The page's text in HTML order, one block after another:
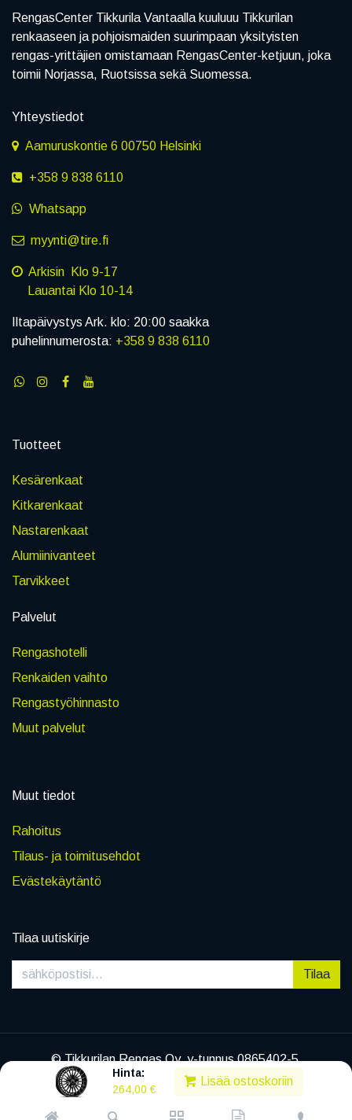
Hinta:
264,00 €
Lisää ostoskoriin
RengasCenter Tikkurila Vantaalla kuuluuu Tikkurilan
renkaaseen ja pohjoismaiden suurimpaan yksityisten
rengas-yrittäjien omistamaan RengasCenter-ketjuun, joka
toimii Norjassa, Ruotsissa sekä Suomessa.
Yhteystiedot
Aamuruskontie 6 00750 Helsinki
+358 9 838 6110
Whatsapp
myynti@tire.fi
Arkisin Klo 9-17
Lauantai Klo 10-14
Iltapäivystys Ark. klo: 20:00 saakka
puhelinnumerosta: +358 9 838 6110
Tuotteet
Kesärenkaat
Kitkarenkaat
Nastarenkaat
Alumiinivanteet
Tarvikkeet
Palvelut
Rengashotelli
Renkaiden vaihto
Rengastyöhinnasto
Muut palvelut
Muut tiedot
Rahoitus
Tilaus- ja toimitusehdot
Evästekäytäntö
Tilaa uutiskirje
Tilaa
© Tikkurilan Rengas Oy, y-tunnus 0865402-5
|Tietosuojaseloste
Powered byLegenda EC